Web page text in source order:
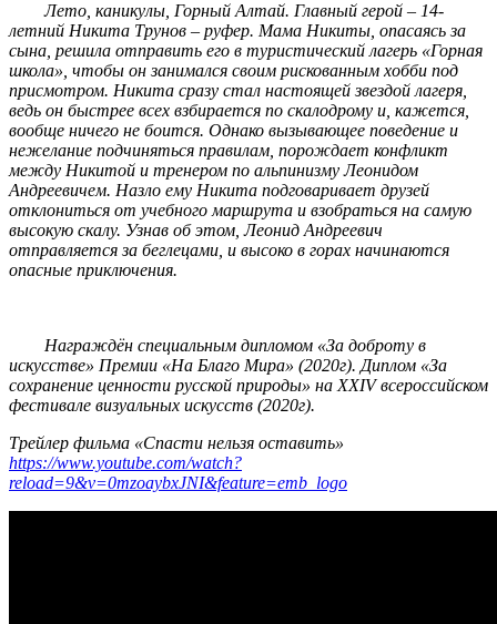
Лето, каникулы, Горный Алтай. Главный герой – 14-
летний Никита Трунов – руфер. Мама Никиты, опасаясь за
сына, решила отправить его в туристический лагерь «Горная
школа», чтобы он занимался своим рискованным хобби под
присмотром. Никита сразу стал настоящей звездой лагеря,
ведь он быстрее всех взбирается по скалодрому и, кажется,
вообще ничего не боится. Однако вызывающее поведение и
нежелание подчиняться правилам, порождает конфликт
между Никитой и тренером по альпинизму Леонидом
Андреевичем. Назло ему Никита подговаривает друзей
отклониться от учебного маршрута и взобраться на самую
высокую скалу. Узнав об этом, Леонид Андреевич
отправляется за беглецами, и высоко в горах начинаются
опасные приключения.
Награждён специальным дипломом «За доброту в
искусстве» Премии «На Благо Мира» (2020г). Диплом «За
сохранение ценности русской природы» на XXIV всероссийском
фестивале визуальных искусств (2020г).
Трейлер фильма «Спасти нельзя оставить»
https://www.youtube.com/watch?
reload=9&v=0mzoaybxJNI&feature=emb_logo